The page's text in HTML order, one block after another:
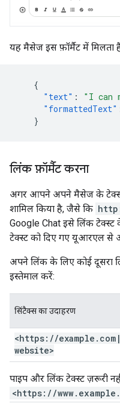
यह मैसेज इस फ़ॉर्मैट में मिलता
{
"text" :
"I can
"formattedText"
}
लिंक फ़ॉर्मैट करना
अगर आपने अपने मैसेज के
शामिल किया है, जैसे कि
Google Chat इसे लिंक टेक्स्ट
टेक्स्ट को दिए गए यूआरएल से
अपने लिंक के लिए कोई दूसरा
इस्तेमाल करें:
सिंटैक्स का उदाहरण
<https: //example . com |
website>
पाइप और लिंक टेक्स्ट ज़रूरी
<https://